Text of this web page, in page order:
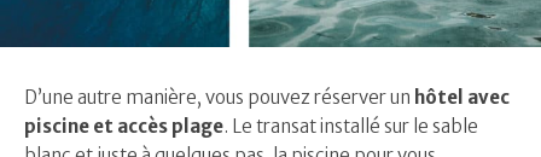
D’une autre manière, vous pouvez réserver un hôtel avec
piscine et accès plage. Le transat installé sur le sable